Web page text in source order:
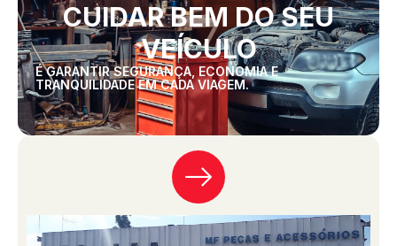
CUIDAR BEM DO SEU
VEÍCULO
É GARANTIR SEGURANÇA, ECONOMIA E
TRANQUILIDADE EM CADA VIAGEM.